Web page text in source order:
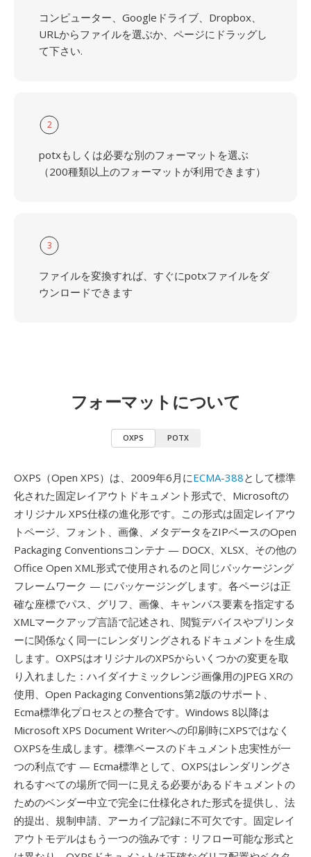
コンピューター、Googleドライブ、Dropbox、
URLからファイルを選ぶか、ページにドラッグし
て下さい.
2
potxもしくは必要な別のフォーマットを選ぶ
（200種類以上のフォーマットが利用できます）
3
ファイルを変換すれば、すぐにpotxファイルをダ
ウンロードできます
フォーマットについて
OXPS POTX
OXPS（Open XPS）は、2009年6月にECMA-388として標準
化された固定レイアウトドキュメント形式で、Microsoftの
オリジナル XPS仕様の進化形です。この形式は固定レイアウ
トページ、フォント、画像、メタデータをZIPベースのOpen
Packaging Conventionsコンテナ — DOCX、XLSX、その他の
Office Open XML形式で使用されるのと同じパッケージング
フレームワーク — にパッケージングします。各ページは正
確な座標でパス、グリフ、画像、キャンバス要素を指定する
XMLマークアップ言語で記述され、閲覧デバイスやプリンタ
ーに関係なく同一にレンダリングされるドキュメントを生成
します。OXPSはオリジナルのXPSからいくつかの変更を取
り入れました：ハイダイナミックレンジ画像用のJPEG XRの
使用、Open Packaging Conventions第2版のサポート、
Ecma標準化プロセスとの整合です。Windows 8以降は
Microsoft XPS Document Writerへの印刷時にXPSではなく
OXPSを生成します。標準ベースのドキュメント忠実性が一
つの利点です — Ecma標準として、OXPSはレンダリングさ
れるすべての場所で同一に見える必要があるドキュメントの
ためのベンダー中立で完全に仕様化された形式を提供し、法
的提出、規制申請、アーカイブ記録に不可欠です。固定レイ
アウトモデルはもう一つの強みです：リフロー可能な形式と